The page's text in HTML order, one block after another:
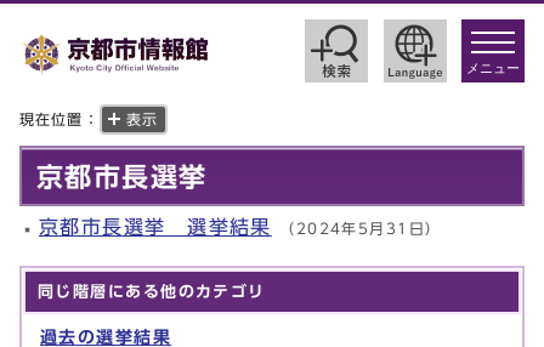
toggle
メニュー
現在位置： 表示
京都市長選挙
京都市長選挙 選挙結果 （2024年5月31日）
同じ階層にある他のカテゴリ
過去の選挙結果